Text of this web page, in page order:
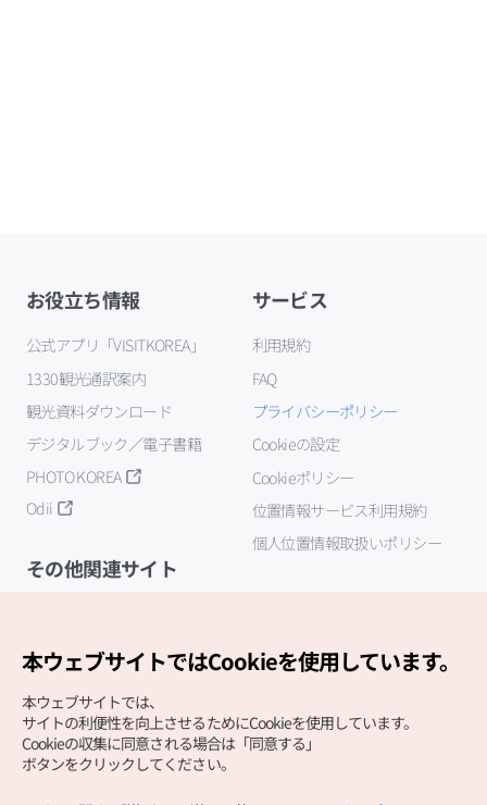
お役立ち情報
公式アプリ「VISITKOREA」
1330観光通訳案内
観光資料ダウンロード
デジタルブック／電子書籍
PHOTO KOREA
Odii
サービス
利用規約
FAQ
プライバシーポリシー
Cookieの設定
Cookieポリシー
位置情報サービス利用規約
個人位置情報取扱いポリシー
その他関連サイト
本ウェブサイトではCookieを使用しています。
本ウェブサイトでは、
サイトの利便性を向上させるためにCookieを使用しています。
Cookieの収集に同意される場合は「同意する」
ボタンをクリックしてください。